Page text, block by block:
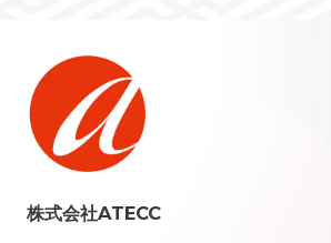
株式会社ATECC